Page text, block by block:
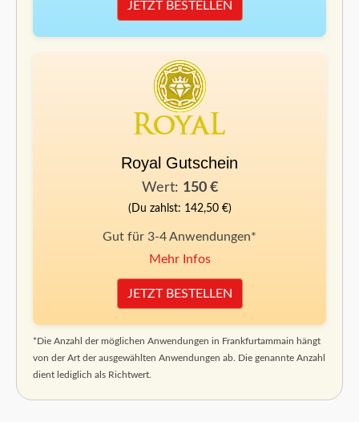
JETZT BESTELLEN
Royal Gutschein
Wert: 150 €
(Du zahlst: 142,50 €)
Gut für 3-4 Anwendungen*
Mehr Infos
JETZT BESTELLEN
*Die Anzahl der möglichen Anwendungen in Frankfurtammain hängt
von der Art der ausgewählten Anwendungen ab. Die genannte Anzahl
dient lediglich als Richtwert.